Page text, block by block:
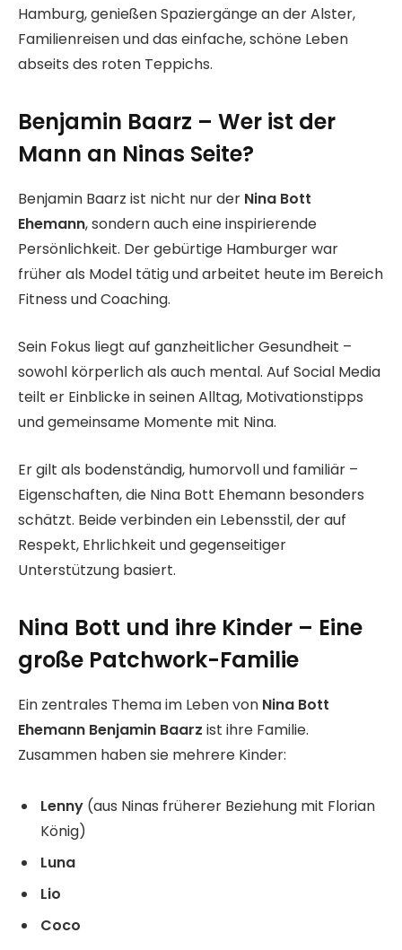
Hamburg, genießen Spaziergänge an der Alster,
Familienreisen und das einfache, schöne Leben
abseits des roten Teppichs.
Benjamin Baarz – Wer ist der
Mann an Ninas Seite?
Benjamin Baarz ist nicht nur der Nina Bott
Ehemann, sondern auch eine inspirierende
Persönlichkeit. Der gebürtige Hamburger war
früher als Model tätig und arbeitet heute im Bereich
Fitness und Coaching.
Sein Fokus liegt auf ganzheitlicher Gesundheit –
sowohl körperlich als auch mental. Auf Social Media
teilt er Einblicke in seinen Alltag, Motivationstipps
und gemeinsame Momente mit Nina.
Er gilt als bodenständig, humorvoll und familiär –
Eigenschaften, die Nina Bott Ehemann besonders
schätzt. Beide verbinden ein Lebensstil, der auf
Respekt, Ehrlichkeit und gegenseitiger
Unterstützung basiert.
Nina Bott und ihre Kinder – Eine
große Patchwork-Familie
Ein zentrales Thema im Leben von Nina Bott
Ehemann Benjamin Baarz ist ihre Familie.
Zusammen haben sie mehrere Kinder:
Lenny (aus Ninas früherer Beziehung mit Florian
König)
Luna
Lio
Coco